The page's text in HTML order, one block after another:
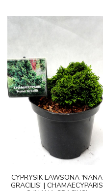
CYPRYSIK LAWSONA 'NANA
GRACILIS’ | CHAMAECYPARIS